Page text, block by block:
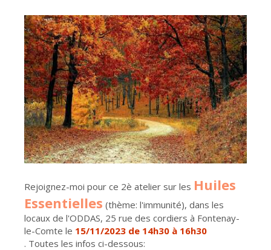
Rejoignez-moi pour ce 2è atelier sur les Huiles
Essentielles (thème: l'immunité), dans les
locaux de l'ODDAS, 25 rue des cordiers à Fontenay-
le-Comte le 15/11/2023 de 14h30 à 16h30
. Toutes les infos ci-dessous: